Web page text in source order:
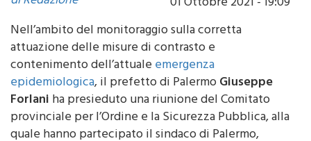
Nell’ambito del monitoraggio sulla corretta
attuazione delle misure di contrasto e
contenimento dell’attualeemergenza
epidemiologica, il prefetto diPalermo
Forlaniha presieduto una riunione del Comitato
provinciale per l’Ordine e la Sicurezza Pubblica, alla
quale hanno partecipato il sindaco diPalermo,
Leoluca Orlando, e i vertici delle Forze di Polizia